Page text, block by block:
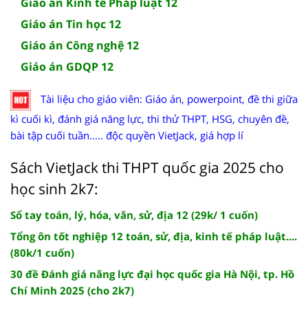
Giáo án Tin học 12
Giáo án Công nghệ 12
Giáo án GDQP 12
Tài liệu cho giáo viên: Giáo án, powerpoint, đề thi giữa
kì cuối kì, đánh giá năng lực, thi thử THPT, HSG, chuyên đề,
bài tập cuối tuần..... độc quyền VietJack, giá hợp lí
Sách VietJack thi THPT quốc gia 2025 cho
học sinh 2k7:
Sổ tay toán, lý, hóa, văn, sử, địa 12 (29k/ 1 cuốn)
Tổng ôn tốt nghiệp 12 toán, sử, địa, kinh tế pháp luật....
(80k/1 cuốn)
30 đề Đánh giá năng lực đại học quốc gia Hà Nội, tp. Hồ
Chí Minh 2025 (cho 2k7)